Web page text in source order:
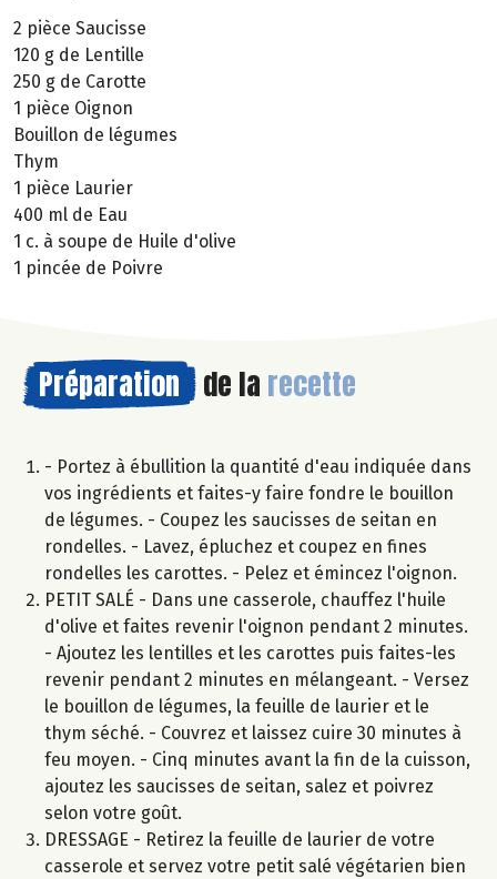
2 pièce Saucisse
120 g de Lentille
250 g de Carotte
1 pièce Oignon
Bouillon de légumes
Thym
1 pièce Laurier
400 ml de Eau
1 c. à soupe de Huile d'olive
1 pincée de Poivre
Préparation de la recette
- Portez à ébullition la quantité d'eau indiquée dans
vos ingrédients et faites-y faire fondre le bouillon
de légumes. - Coupez les saucisses de seitan en
rondelles. - Lavez, épluchez et coupez en fines
rondelles les carottes. - Pelez et émincez l'oignon.
PETIT SALÉ - Dans une casserole, chauffez l'huile
d'olive et faites revenir l'oignon pendant 2 minutes.
- Ajoutez les lentilles et les carottes puis faites-les
revenir pendant 2 minutes en mélangeant. - Versez
le bouillon de légumes, la feuille de laurier et le
thym séché. - Couvrez et laissez cuire 30 minutes à
feu moyen. - Cinq minutes avant la fin de la cuisson,
ajoutez les saucisses de seitan, salez et poivrez
selon votre goût.
DRESSAGE - Retirez la feuille de laurier de votre
casserole et servez votre petit salé végétarien bien